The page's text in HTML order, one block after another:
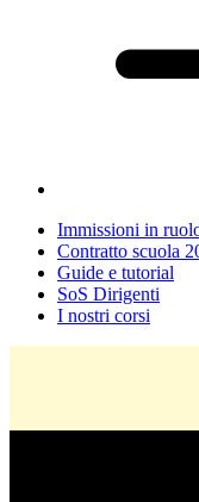
Immissioni in
Contratto scuola
Guide e tutorial
SoS Dirigenti
I nostri corsi